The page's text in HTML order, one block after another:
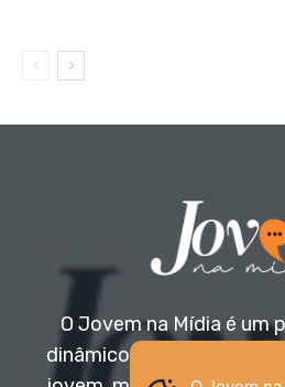
O Jovem na Mídia é um
dinâmico e acessível,